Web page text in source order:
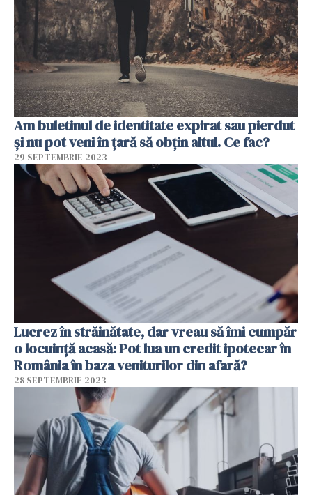
Am buletinul de identitate expirat sau pierdut
și nu pot veni în țară să obțin altul. Ce fac?
29 SEPTEMBRIE 2023
Lucrez în străinătate, dar vreau să îmi cumpăr
o locuință acasă: Pot lua un credit ipotecar în
România în baza veniturilor din afară?
28 SEPTEMBRIE 2023